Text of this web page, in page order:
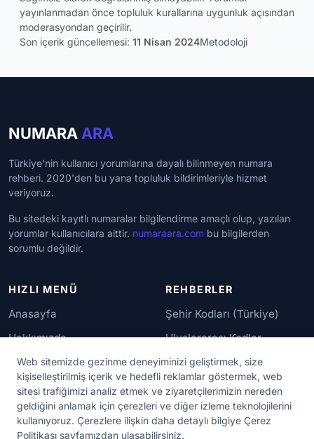
Web sitemizde gezinme deneyiminizi geliştirmek, size
kişiselleştirilmiş içerik ve hedefli reklamlar göstermek, web
sitesi trafiğimizi analiz etmek ve ziyaretçilerimizin nereden
geldiğini anlamak için çerezleri ve diğer izleme teknolojilerini
kullanıyoruz. Çerezlere ilişkin daha detaylı bilgiye Çerez
Politikası sayfamızdan ulaşabilirsiniz.
yayınlanmadan önce topluluk kurallarına uygunluk açısından
moderasyondan geçirilir.
Son içerik güncellemesi: 11 Nisan 2024Metodoloji
NUMARA ARA
Türkiye'nin kullanıcı yorumlarına dayalı bilinmeyen numara
rehberi. 2020'den bu yana topluluk bildirimleriyle hizmet
veriyoruz.
Bu sitedeki kayıtlı numaralar bilgilendirme amaçlı olup, yazılan
yorumlar kullanıcılara aittir. numaraara.com bu bilgilerden
sorumlu değildir.
HIZLI MENÜ
Anasayfa
Hakkımızda
İletişim
REHBERLER
Şehir Kodları (Türkiye)
Uluslararası Kodlar
Güvenilir Numaralar
YASAL KORUMA
Kullanım Koşulları